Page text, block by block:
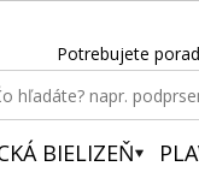
Potrebujete
BIELIZEŇ